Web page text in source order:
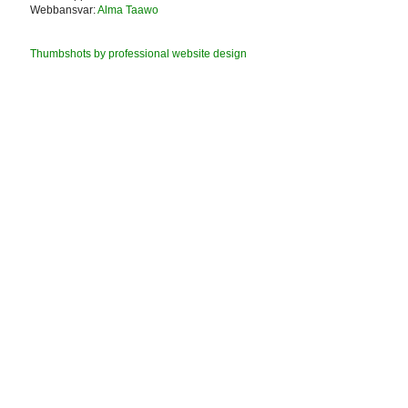
Webbansvar:Alma Taawo
Thumbshots by professional website design